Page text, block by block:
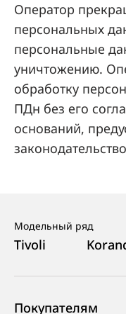
Оператор
персональных
персональные
уничтожению.
обработку
ПДн без его
оснований,
Модельный ряд
Tivoli
Покупателям